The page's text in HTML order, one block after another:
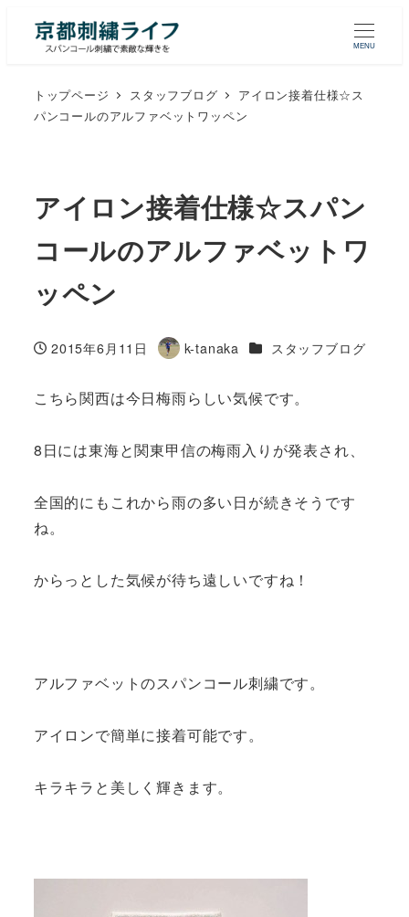
MENU
トップページ スタッフブログ
アイロン接着仕様☆ス
パンコールのアルファベットワッペン
アイロン接着仕様☆スパン
コールのアルファベットワ
ッペン
投稿日
2015年6月11日
著
k-tanaka カテゴリー
スタッフブログ
こちら関西は今日梅雨らしい気候です。
8日には東海と関東甲信の梅雨入りが発表され、
全国的にもこれから雨の多い日が続きそうです
ね。
からっとした気候が待ち遠しいですね！
アルファベットのスパンコール刺繍です。
アイロンで簡単に接着可能です。
キラキラと美しく輝きます。